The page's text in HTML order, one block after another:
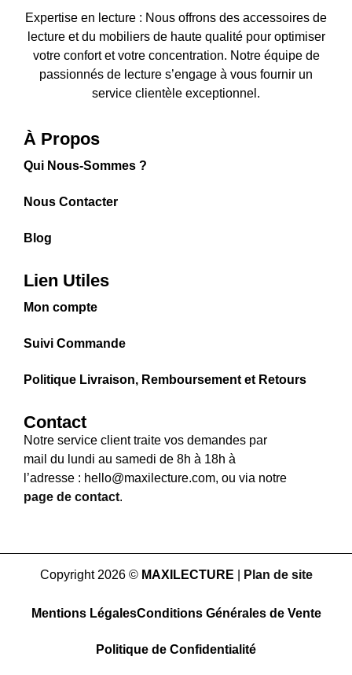
Expertise en lecture : Nous offrons des accessoires de
lecture et du mobiliers de haute qualité pour optimiser
votre confort et votre concentration. Notre équipe de
passionnés de lecture s’engage à vous fournir un
service clientèle exceptionnel.
À Propos
Qui Nous-Sommes ?
Nous Contacter
Blog
Lien Utiles
Mon compte
Suivi Commande
Politique Livraison, Remboursement et Retours
Contact
Notre service client traite vos demandes par
mail du lundi au samedi de 8h à 18h à
l’adresse : hello@maxilecture.com, ou via notre
page de contact.
Copyright 2026 © MAXILECTURE Plan de site
Mentions LégalesConditions Générales de Vente
Politique de Confidentialité